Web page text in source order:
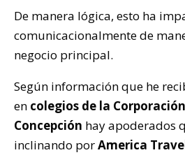
De manera lógica, esto ha
comunicacionalmente de
negocio principal.
Según información que he
en colegios de la
Concepción hay apoderados
inclinando porAmerica